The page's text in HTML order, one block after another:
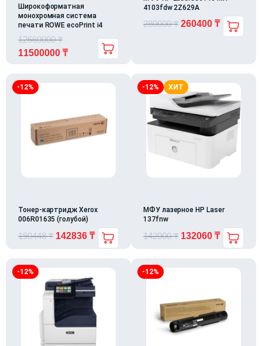
Широкоформатная
монохромная система
печати ROWE ecoPrint i4
12660000₸
11500000 ₸
4103fdw 2Z629A
280000₸ 260400 ₸
-12%
Тонер-картридж Xerox
006R01635 (голубой)
190448₸ 142836 ₸
-12% ХИТ
МФУ лазерное HP Laser
137fnw
142000₸ 132060 ₸
-12% -12%